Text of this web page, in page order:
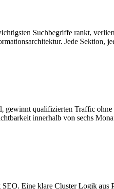
Suchbegriffe rankt,
Jede Sektion,
gewinnt qualifizierten Traffic
innerhalb von sechs
Eine klare Cluster Logik aus